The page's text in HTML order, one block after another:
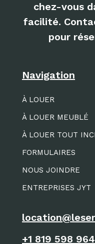
chez-vous
facilité.
pour
Navigation
À LOUER
À LOUER MEUBLÉ
À LOUER TOUT
FORMULAIRES
NOUS JOINDRE
ENTREPRISES JYT
+1 819 598